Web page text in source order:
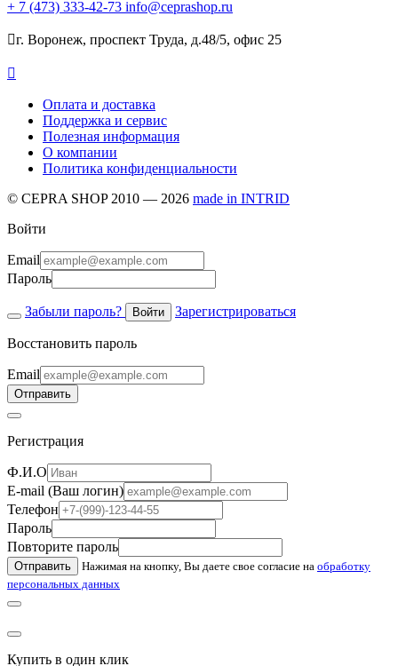
+ 7 (473) 333-42-73 info@ceprashop.ru
г. Воронеж, проспект Труда, д.48/5, офис 25

Оплата и доставка
Поддержка и сервис
Полезная информация
О компании
Политика конфиденциальности
© CEPRA SHOP 2010 — 2026 made in INTRID
Войти
Email
Пароль
Забыли пароль? Войти Зарегистрироваться
Восстановить пароль
Email
Отправить
Регистрация
Ф.И.О
E-mail (Ваш логин)
Телефон
Пароль
Повторите пароль
Отправить Нажимая на кнопку, Вы даете свое согласие на обработку
персональных данных
Купить в один клик